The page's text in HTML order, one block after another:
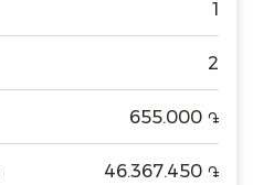
1
2
655.000 ֏
46.367.450 ֏